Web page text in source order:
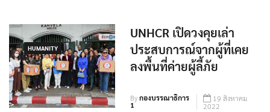
HUMANITY
UNHCR เปิดวงคุยเล่า
ประสบการณ์จากผู้ที่เคย
ลงพื้นที่ค่ายผู้ลี้ภัย
Byกองบรรณาธิการ
1
19 สิงหาคม
2022